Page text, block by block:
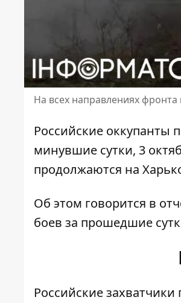
На всех направлениях
Российские оккупанты
минувшие сутки, 3
продолжаются на
Об этом говорится в
боев за прошедшие
Российские